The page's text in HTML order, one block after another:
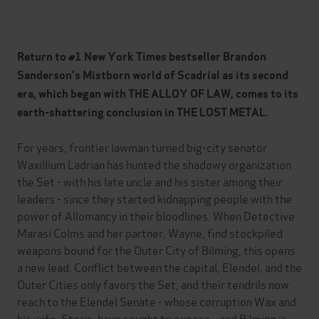
Return to #1 New York Times bestseller Brandon
Sanderson's Mistborn world of Scadrial as its second
era, which began with THE ALLOY OF LAW, comes to its
earth-shattering conclusion in THE LOST METAL.
For years, frontier lawman turned big-city senator
Waxillium Ladrian has hunted the shadowy organization
the Set - with his late uncle and his sister among their
leaders - since they started kidnapping people with the
power of Allomancy in their bloodlines. When Detective
Marasi Colms and her partner, Wayne, find stockpiled
weapons bound for the Outer City of Bilming, this opens
a new lead. Conflict between the capital, Elendel, and the
Outer Cities only favors the Set, and their tendrils now
reach to the Elendel Senate - whose corruption Wax and